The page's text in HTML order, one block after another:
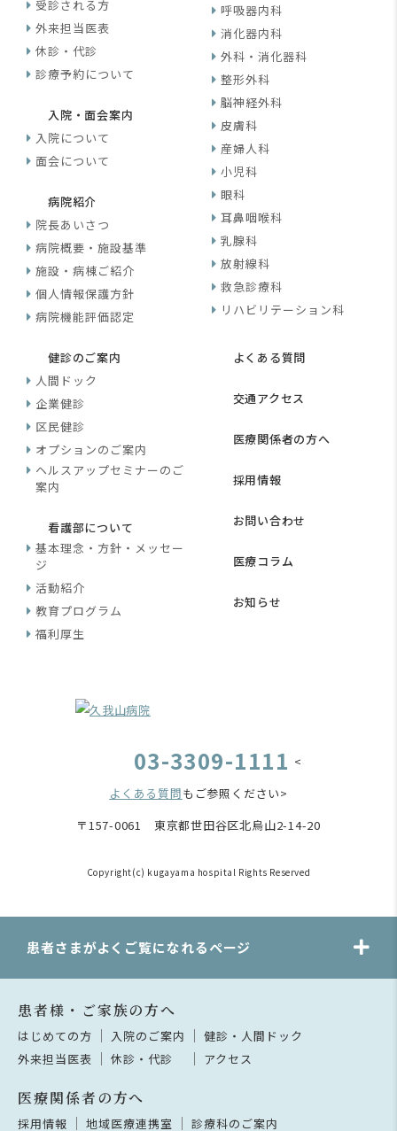
受診される方
外来担当医表
休診・代診
診療予約について
入院・面会案内
入院について
面会について
病院紹介
院長あいさつ
病院概要・施設基準
施設・病棟ご紹介
個人情報保護方針
病院機能評価認定
呼吸器内科
消化器内科
外科・消化器科
整形外科
脳神経外科
皮膚科
産婦人科
小児科
眼科
耳鼻咽喉科
乳腺科
放射線科
救急診療科
リハビリテーション科
健診のご案内
人間ドック
企業健診
区民健診
オプションのご案内
ヘルスアップセミナーのご
案内
看護部について
基本理念・方針・メッセー
ジ
活動紹介
教育プログラム
福利厚生
よくある質問
交通アクセス
医療関係者の方へ
採用情報
お問い合わせ
医療コラム
お知らせ
03-3309-1111 <
よくある質問もご参照ください>
〒157-0061 東京都世田谷区北烏山2-14-20
Copyright(c) kugayama hospital Rights Reserved
患者さまがよくご覧になれるページ
患者様・ご家族の方へ
はじめての方 入院のご案内
健診・人間ドック
外来担当医表
休診・代診 アクセス
医療関係者の方へ
採用情報 地域医療連携室 診療科のご案内